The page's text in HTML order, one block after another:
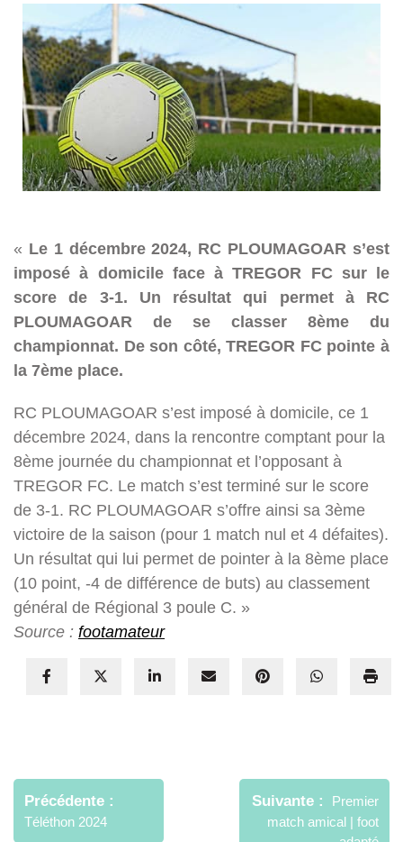
« Le 1 décembre 2024, RC PLOUMAGOAR s’est
imposé à domicile face à TREGOR FC sur le
score de 3-1. Un résultat qui permet à RC
PLOUMAGOAR de se classer 8ème du
championnat. De son côté, TREGOR FC pointe à
la 7ème place.
RC PLOUMAGOAR s’est imposé à domicile, ce 1
décembre 2024, dans la rencontre comptant pour la
8ème journée du championnat et l’opposant à
TREGOR FC. Le match s’est terminé sur le score
de 3-1. RC PLOUMAGOAR s’offre ainsi sa 3ème
victoire de la saison (pour 1 match nul et 4 défaites).
Un résultat qui lui permet de pointer à la 8ème place
(10 point, -4 de différence de buts) au classement
général de Régional 3 poule C. »
Source : footamateur
de
l’article
Précédente
Téléthon 2024
Suivante
Premier
match amical | foot